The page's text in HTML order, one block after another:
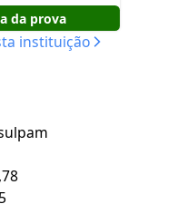
da prova
instituição